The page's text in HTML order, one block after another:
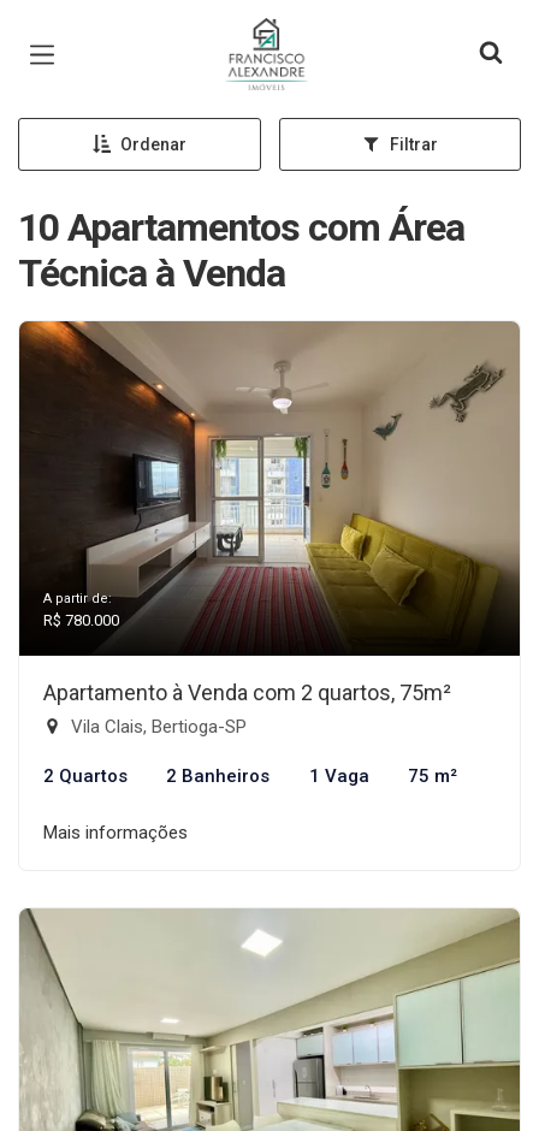
Página inicial
Ordenar Filtrar
10 Apartamentos com Área
Técnica à Venda
A partir de:
R$ 780.000
Apartamento à Venda com 2 quartos, 75m²
Vila Clais, Bertioga-SP
2 Quartos 2 Banheiros 1 Vaga 75 m²
Mais informações